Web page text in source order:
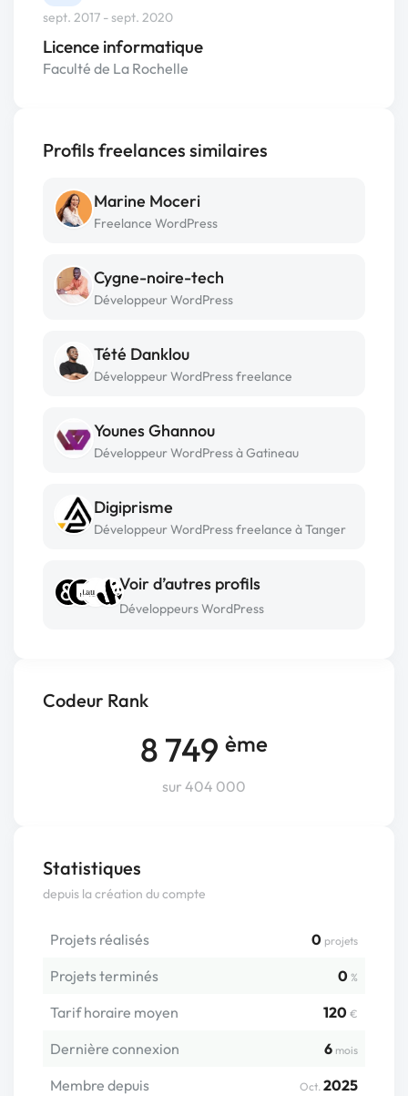
Codeur Rank
8 749 ème
sur 404 000
Statistiques
depuis la création du compte
Projets réalisés 0 projets
Projets terminés 0 %
Tarif horaire moyen 120 €
Dernière connexion 6 mois
Membre depuis Oct. 2025
sept. 2017 - sept. 2020
Licence informatique
Faculté de La Rochelle
Profils freelances similaires
Marine Moceri
Freelance WordPress
Cygne-noire-tech
Développeur WordPress
Tété Danklou
Développeur WordPress freelance
Younes Ghannou
Développeur WordPress à Gatineau
Digiprisme
Développeur WordPress freelance à Tanger
Voir d’autres profils
Développeurs WordPress